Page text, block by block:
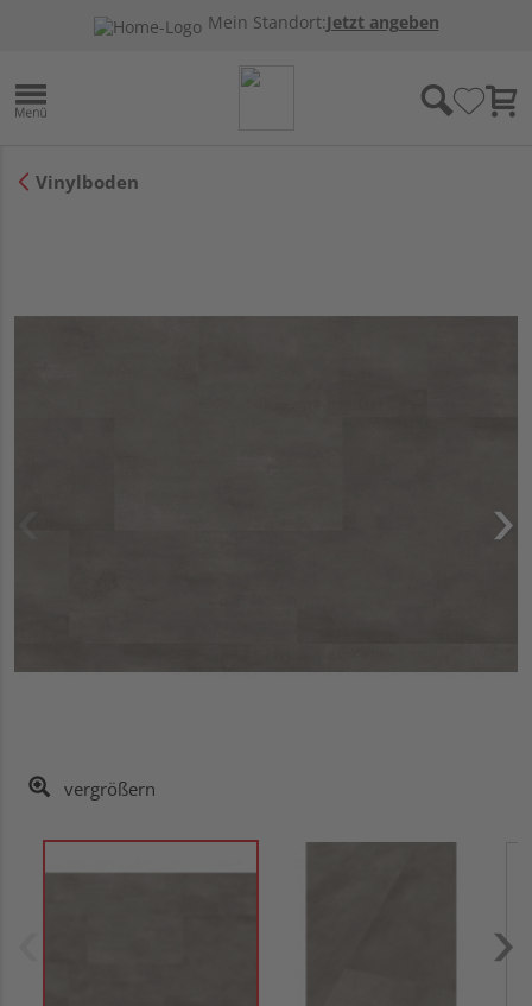
Mein Standort:Jetzt angeben
Vinylboden
vergrößern